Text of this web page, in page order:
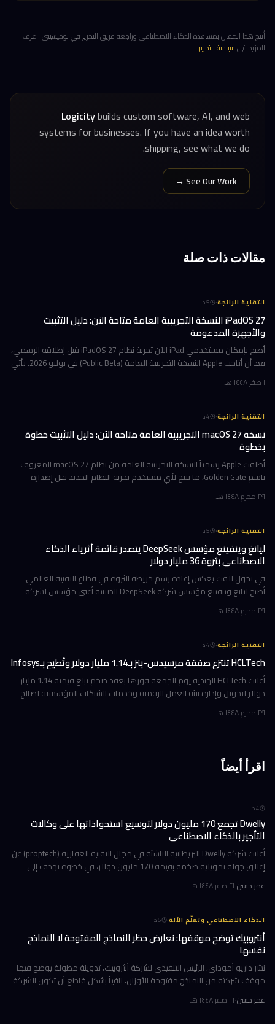
أُنتِج هذا المقال بمساعدة الذكاء الاصطناعي وراجعه فريق التحرير في لوجيسيتي. اعرف
المزيد فيسياسة التحرير.
Logicitybuilds custom software, AI, and web
systems for businesses. If you have an idea worth
shipping, see what we do.
See Our Work →
مقالات ذات صلة
التقنية الرائجة·
5د
iPadOS 27 النسخة التجريبية العامة متاحة الآن: دليل التثبيت
والأجهزة المدعومة
أصبح بإمكان مستخدمي iPad الآن تجربة نظام iPadOS 27 قبل إطلاقه الرسمي،
بعد أن أتاحت Apple النسخة التجريبية العامة (Public Beta) في يوليو 2026. يأتي
١ صفر ١٤٤٨ هـ
التقنية الرائجة·
4د
نسخة macOS 27 التجريبية العامة متاحة الآن: دليل التثبيت خطوة
بخطوة
أطلقت Apple رسمياً النسخة التجريبية العامة من نظام macOS 27 المعروف
باسم Golden Gate، ما يتيح لأي مستخدم تجربة النظام الجديد قبل إصداره
٢٩ محرم ١٤٤٨ هـ
التقنية الرائجة·
5د
ليانغ وينفينغ مؤسس DeepSeek يتصدر قائمة أثرياء الذكاء
الاصطناعي بثروة 36 مليار دولار
في تحول لافت يعكس إعادة رسم خريطة الثروة في قطاع التقنية العالمي،
أصبح ليانغ وينفينغ مؤسس شركة DeepSeek الصينية أغنى مؤسس لشركة
٢٩ محرم ١٤٤٨ هـ
التقنية الرائجة·
4د
HCLTech تنتزع صفقة مرسيدس-بنز بـ1.14 مليار دولار وتُطيح بـInfosys
أعلنت HCLTech الهندية يوم الجمعة فوزها بعقد ضخم تبلغ قيمته 1.14 مليار
دولار لتحويل وإدارة بيئة العمل الرقمية وخدمات الشبكات المؤسسية لصالح
٢٩ محرم ١٤٤٨ هـ
اقرأ أيضاً
4د
Dwelly تجمع 170 مليون دولار لتوسيع استحواذاتها على وكالات
التأجير بالذكاء الاصطناعي
أعلنت شركة Dwelly البريطانية الناشئة في مجال التقنية العقارية (proptech) عن
إغلاق جولة تمويلية ضخمة بقيمة 170 مليون دولار، في خطوة تهدف إلى
عمر حسن·٢١ صفر ١٤٤٨ هـ
الذكاء الاصطناعي وتعلّم الآلة·
5د
أنثروبيك توضح موقفها: نعارض حظر النماذج المفتوحة لا النماذج
نفسها
نشر داريو أموداي، الرئيس التنفيذي لشركة أنثروبيك، تدوينة مطولة يوضح فيها
موقف شركته من النماذج مفتوحة الأوزان، نافياً بشكل قاطع أن تكون الشركة
عمر حسن·٢١ صفر ١٤٤٨ هـ